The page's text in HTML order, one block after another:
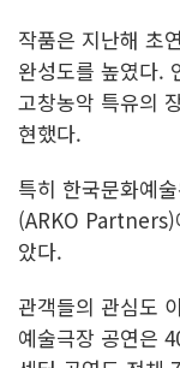
작품은 지난해 초
완성도를 높였다.
고창농악 특유의
현했다.
특히 한국문화예
(ARKO Partners)
았다.
관객들의 관심도
예술극장 공연은